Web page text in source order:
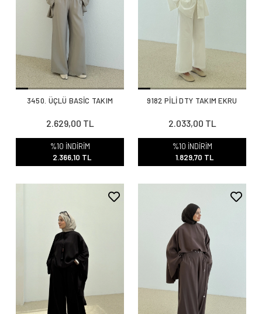
3450. ÜÇLÜ BASİC TAKIM
2.629,00 TL
%10 İNDİRİM
2.366,10 TL
9182 PİLİ DTY TAKIM EKRU
2.033,00 TL
%10 İNDİRİM
1.829,70 TL